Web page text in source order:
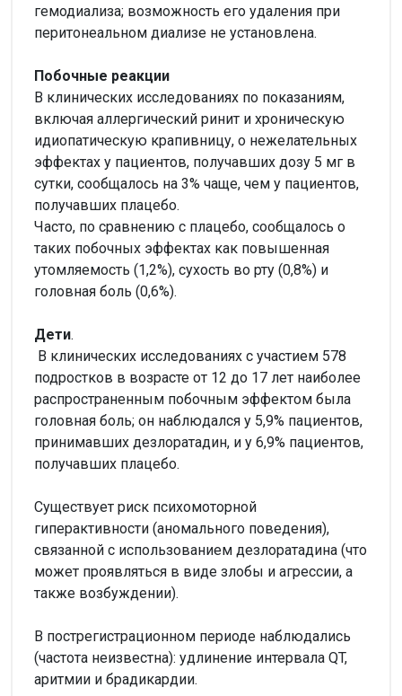
гемодиализа; возможность его удаления при
перитонеальном диализе не установлена.
Побочные реакции
В клинических исследованиях по показаниям,
включая аллергический ринит и хроническую
идиопатическую крапивницу, о нежелательных
эффектах у пациентов, получавших дозу 5 мг в
сутки, сообщалось на 3% чаще, чем у пациентов,
получавших плацебо.
Часто, по сравнению с плацебо, сообщалось о
таких побочных эффектах как повышенная
утомляемость (1,2%), сухость во рту (0,8%) и
головная боль (0,6%).
Дети.
В клинических исследованиях с участием 578
подростков в возрасте от 12 до 17 лет наиболее
распространенным побочным эффектом была
головная боль; он наблюдался у 5,9% пациентов,
принимавших дезлоратадин, и у 6,9% пациентов,
получавших плацебо.
Существует риск психомоторной
гиперактивности (аномального поведения),
связанной с использованием дезлоратадина (что
может проявляться в виде злобы и агрессии, а
также возбуждении).
В пострегистрационном периоде наблюдались
(частота неизвестна): удлинение интервала QT,
аритмии и брадикардии.